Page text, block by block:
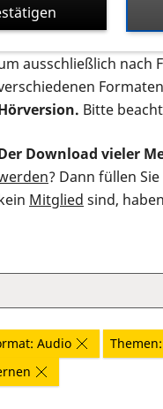
Auf dieser Seite finden
ausschließlich nach
Bitte
Download vieler
? Dann füllen
Mitglied sind,
Audio